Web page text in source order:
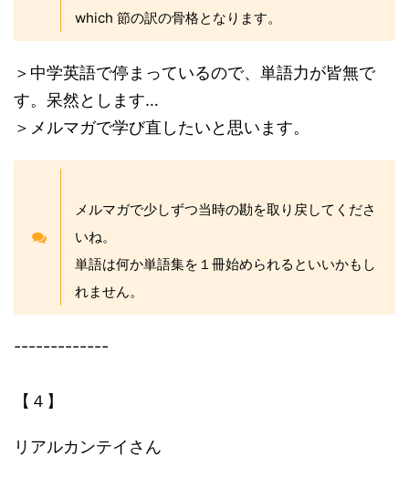
which 節の訳の骨格となります。
＞中学英語で停まっているので、単語力が皆無で
す。呆然とします…
＞メルマガで学び直したいと思います。
メルマガで少しずつ当時の勘を取り戻してくださ
いね。
単語は何か単語集を１冊始められるといいかもし
れません。
-------------
【４】
リアルカンテイさん